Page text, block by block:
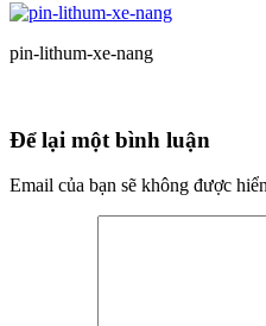
pin-lithum-xe-nang
Để lại một bình luận
Email của bạn sẽ không được